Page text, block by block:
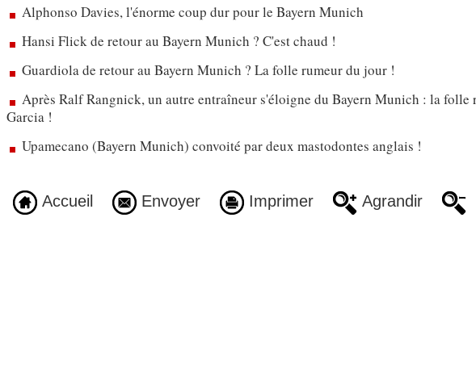
Alphonso Davies, l'énorme coup dur pour le Bayern Munich
Hansi Flick de retour au Bayern Munich ? C'est chaud !
Guardiola de retour au Bayern Munich ? La folle rumeur du jour !
Après Ralf Rangnick, un autre entraîneur s'éloigne du Bayern Munich : la folle
Garcia !
Upamecano (Bayern Munich) convoité par deux mastodontes anglais !
Accueil Envoyer Imprimer Agrandir